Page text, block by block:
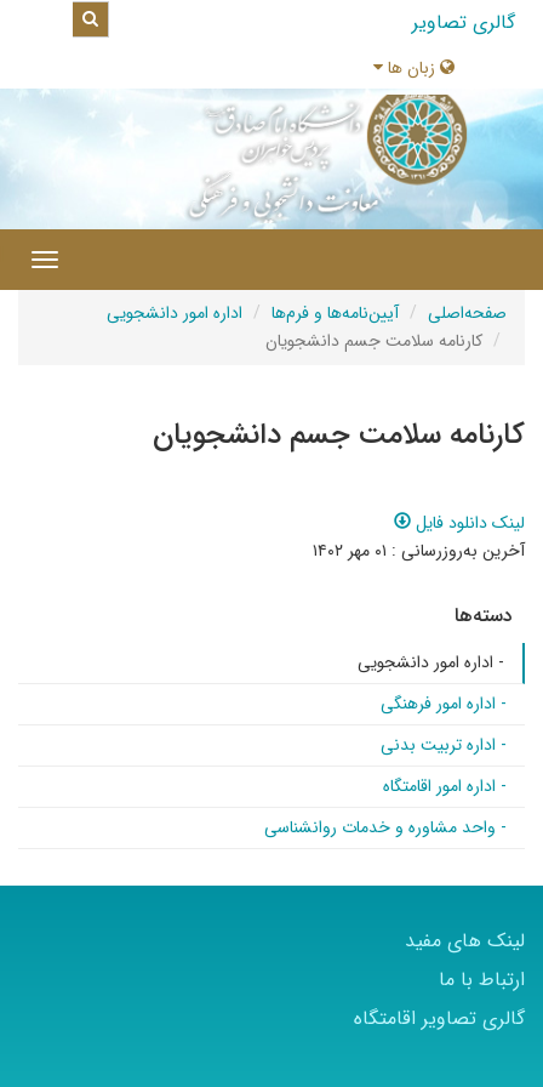
گالری تصاویر
زبان ها
صفحه‌اصلی آیین‌نامه‌ها و فرم‌ها
اداره امور دانشجویی
کارنامه سلامت جسم دانشجویان
کارنامه سلامت جسم دانشجویان
لینک دانلود فایل
آخرین به‌روزرسانی : ۰۱ مهر ۱۴۰۲
دسته‌ها
- اداره امور دانشجویی
- اداره امور فرهنگی
- اداره تربیت بدنی
- اداره امور اقامتگاه
- واحد مشاوره و خدمات روانشناسی
لینک های مفید
ارتباط با ما
گالری تصاویر اقامتگاه